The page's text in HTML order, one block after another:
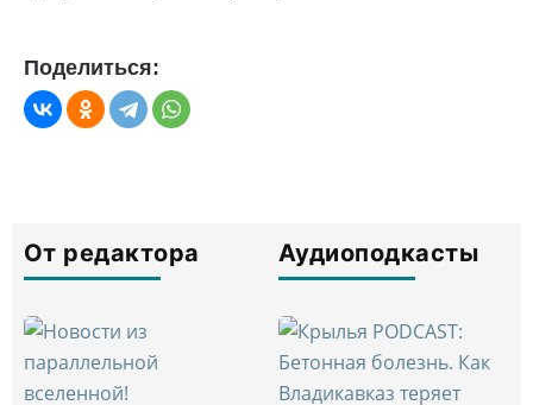
Поделиться:
От редактора Аудиоподкасты